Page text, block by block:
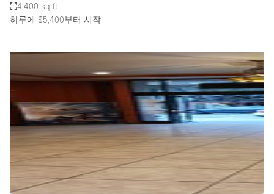
공간 기능
Air Conditioning
Animals Friendly
Bathroom
Car Display
Concierge
Counters
4,400 sq ft
하루에 $5,400부터 시작